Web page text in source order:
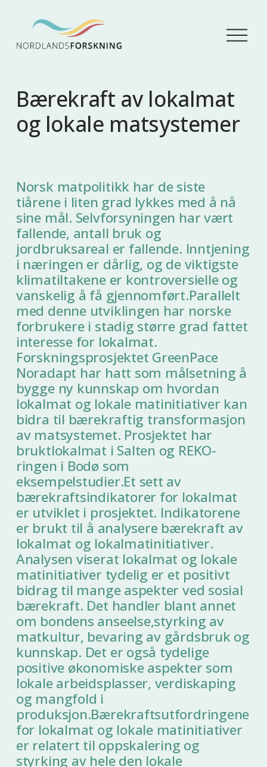
Å
p
Bærekraft av lokalmat
og lokale matsystemer
Norsk matpolitikk har de siste
tiårene i liten grad lykkes med å nå
sine mål. Selvforsyningen har vært
fallende, antall bruk og
jordbruksareal er fallende. Inntjening
i næringen er dårlig, og de viktigste
klimatiltakene er kontroversielle og
vanskelig å få gjennomført.Parallelt
med denne utviklingen har norske
forbrukere i stadig større grad fattet
interesse for lokalmat.
Forskningsprosjektet GreenPace
Noradapt har hatt som målsetning å
bygge ny kunnskap om hvordan
lokalmat og lokale matinitiativer kan
bidra til bærekraftig transformasjon
av matsystemet. Prosjektet har
bruktlokalmat i Salten og REKO-
ringen i Bodø som
eksempelstudier.Et sett av
bærekraftsindikatorer for lokalmat
er utviklet i prosjektet. Indikatorene
er brukt til å analysere bærekraft av
lokalmat og lokalmatinitiativer.
Analysen viserat lokalmat og lokale
matinitiativer tydelig er et positivt
bidrag til mange aspekter ved sosial
bærekraft. Det handler blant annet
om bondens anseelse,styrking av
matkultur, bevaring av gårdsbruk og
kunnskap. Det er også tydelige
positive økonomiske aspekter som
lokale arbeidsplasser, verdiskaping
og mangfold i
produksjon.Bærekraftsutfordringene
for lokalmat og lokale matinitiativer
er relatert til oppskalering og
styrking av hele den lokale